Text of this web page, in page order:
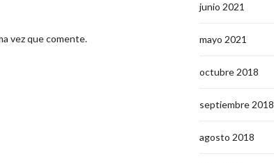
vez que comente.
junio 2021
mayo 2021
octubre 2018
septiembre 2018
agosto 2018